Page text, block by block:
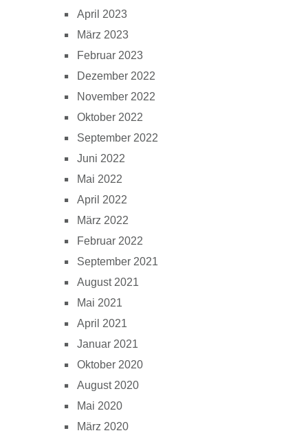
April 2023
März 2023
Februar 2023
Dezember 2022
November 2022
Oktober 2022
September 2022
Juni 2022
Mai 2022
April 2022
März 2022
Februar 2022
September 2021
August 2021
Mai 2021
April 2021
Januar 2021
Oktober 2020
August 2020
Mai 2020
März 2020